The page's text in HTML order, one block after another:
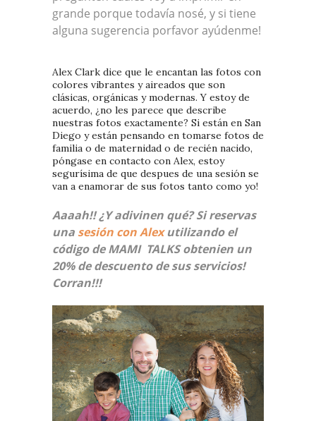
grande porque todavía nosé, y si tiene
alguna sugerencia porfavor ayúdenme!
Alex Clark dice que le encantan las fotos con
colores vibrantes y aireados que son
clásicas, orgánicas y modernas. Y estoy de
acuerdo, ¿no les parece que describe
nuestras fotos exactamente? Si están en San
Diego y están pensando en tomarse fotos de
familia o de maternidad o de recién nacido,
póngase en contacto con Alex, estoy
segurísima de que despues de una sesión se
van a enamorar de sus fotos tanto como yo!
Aaaah!! ¿Y adivinen qué? Si reservas
una sesión con Alexutilizando el
código de MAMI TALKS obtenien un
20% de descuento de sus servicios!
Corran!!!